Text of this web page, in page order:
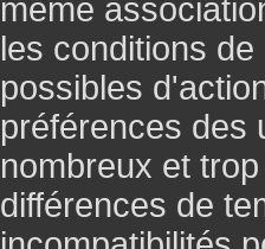
même
les conditions
possibles
préférences des
nombreux et
différences de